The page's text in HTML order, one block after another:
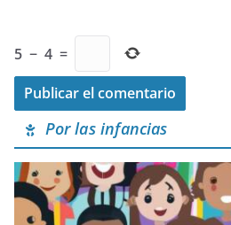
5 − 4 =
Por las infancias